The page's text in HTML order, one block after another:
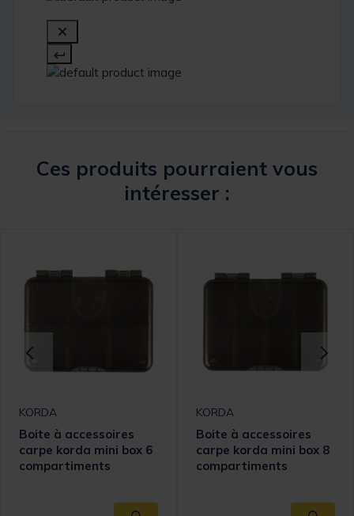
Ces produits pourraient vous
intéresser :
KORDA
Boite à accessoires
carpe korda mini box 6
compartiments
KORDA
Boite à accessoires
carpe korda mini box 8
compartiments